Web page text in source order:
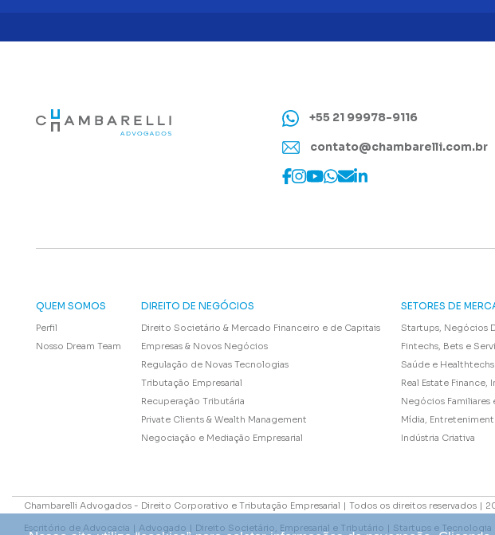
+55 21 99978-9116
contato@chambarelli.com.br
QUEM SOMOS
Perfil
Nosso Dream Team
DIREITO DE NEGÓCIOS
Direito Societário & Mercado Financeiro e de Capitais
Empresas & Novos Negócios
Regulação de Novas Tecnologias
Tributação Empresarial
Recuperação Tributária
Private Clients & Wealth Management
Negociação e Mediação Empresarial
SETORES DE
Startups, Negócios
Fintechs, Bets e
Saúde e Healthtechs
Real Estate
Negócios Familiares
Mídia,
Indústria Criativa
Chambarelli Advogados - Direito Corporativo e Tributação Empresarial | Todos os direitos reservados |
Escritório de Advocacia | Advogado | Direito Societário, Empresarial e Tributário | Startups e